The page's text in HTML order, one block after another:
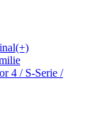
4 / S-Serie /